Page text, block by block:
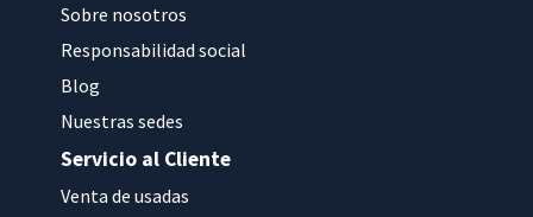
Sobre nosotros
Responsabilidad social
Blog
Nuestras sedes
Servicio al Cliente
Venta de usadas